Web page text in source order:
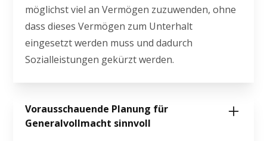
möglichst viel an Vermögen zuzuwenden, ohne
dass dieses Vermögen zum Unterhalt
eingesetzt werden muss und dadurch
Sozialleistungen gekürzt werden.
Vorausschauende Planung für
Generalvollmacht sinnvoll